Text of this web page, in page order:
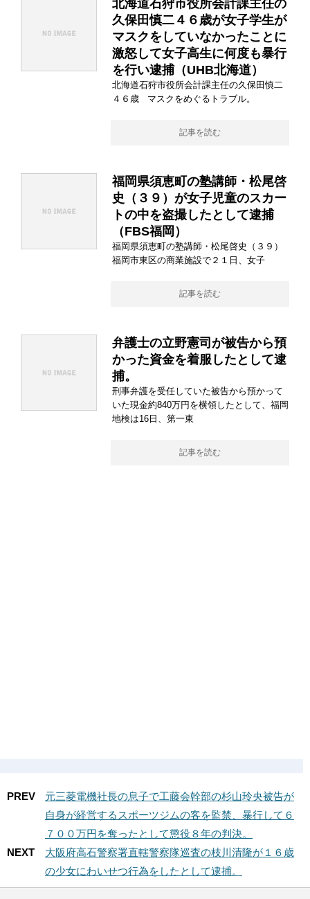
北海道石狩市役所会計課主任の
久保田慎二４６歳が女子学生が
マスクをしていなかったことに
激怒して女子高生に何度も暴行
を行い逮捕（UHB北海道）
北海道石狩市役所会計課主任の久保田慎二
４６歳 マスクをめぐるトラブル。
記事を読む
福岡県須恵町の塾講師・松尾啓
史（３９）が女子児童のスカー
トの中を盗撮したとして逮捕
（FBS福岡）
福岡県須恵町の塾講師・松尾啓史（３９）
福岡市東区の商業施設で２１日、女子
記事を読む
弁護士の立野憲司が被告から預
かった資金を着服したとして逮
捕。
刑事弁護を受任していた被告から預かって
いた現金約840万円を横領したとして、福岡
地検は16日、第一東
記事を読む
PREV
元三菱電機社長の息子で工藤会幹部の杉山玲央被告が
自身が経営するスポーツジムの客を監禁、暴行して６
７００万円を奪ったとして懲役８年の判決。
NEXT
大阪府高石警察署直轄警察隊巡査の枝川清隆が１６歳
の少女にわいせつ行為をしたとして逮捕。